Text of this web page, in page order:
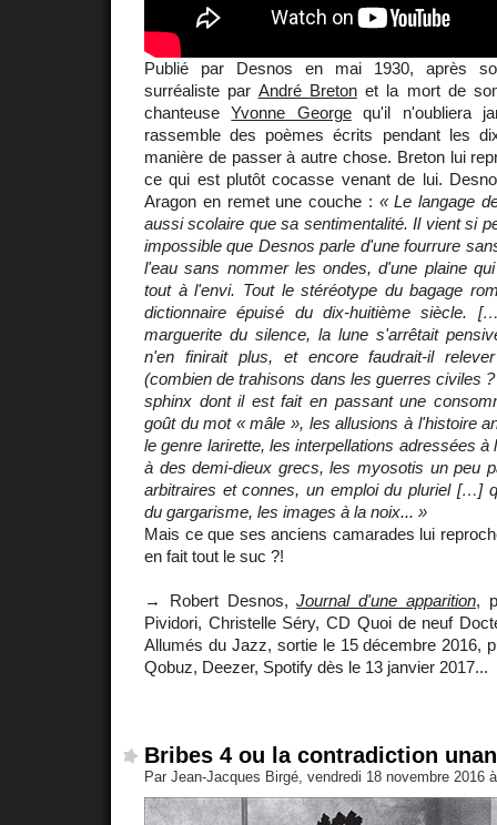
Publié par Desnos en mai 1930, après
surréaliste par André Bretonet la mort de
chanteuseYvonne Georgequ'il n'oubliera
rassemble des poèmes écrits pendant les
manière de passer à autre chose. Breton lui
ce qui est plutôt cocasse venant de lui.
Aragon en remet une couche : « Le langage
aussi scolaire que sa sentimentalité. Il vient si
impossible que Desnos parle d'une fourrure
l'eau sans nommer les ondes, d'une plaine
tout à l'envi. Tout le stéréotype du bagage
dictionnaire épuisé du dix-huitième siècle.
marguerite du silence, la lune s'arrêtait
n'en finirait plus, et encore faudrait-il
(combien de trahisons dans les guerres civiles
sphinx dont il est fait en passant une
goût du mot « mâle », les allusions à l'histoire
le genre larirette, les interpellations adressées à
à des demi-dieux grecs, les myosotis un peu
arbitraires et connes, un emploi du pluriel […]
du gargarisme, les images à la noix... »
Mais ce que ses anciens camarades lui
en fait tout le suc ?!
→ Robert Desnos,Journal d'une apparition,
Pividori, Christelle Séry, CD Quoi de neuf
Allumés du Jazz, sortie le 15 décembre 2016,
Qobuz, Deezer, Spotify dès le 13 janvier 2017...
Bribes 4 ou la contradiction
Par Jean-Jacques Birgé, vendredi 18 novembre 2016